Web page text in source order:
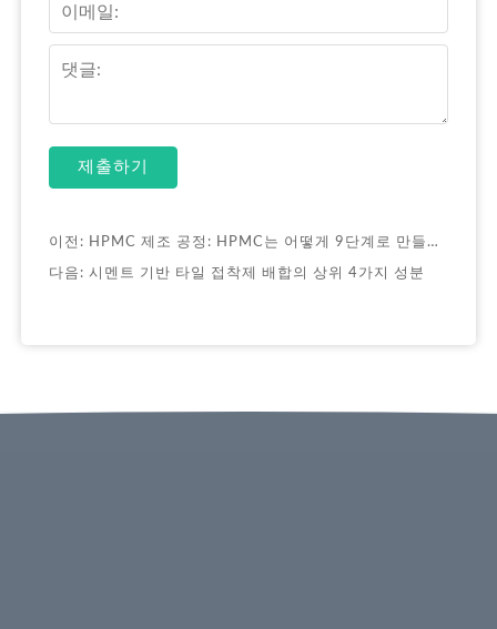
제출하기
이전: HPMC 제조 공정: HPMC는 어떻게 9단계로 만들어지나요?
다음: 시멘트 기반 타일 접착제 배합의 상위 4가지 성분